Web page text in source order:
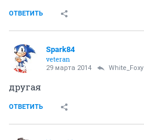
ОТВЕТИТЬ
Spark84
veteran
29 марта 2014 White_Foxy
другая
ОТВЕТИТЬ